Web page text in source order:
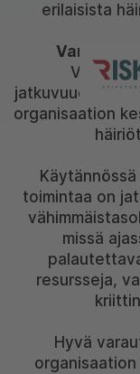
erilaisista
organisaation
toimintaa on
missä
resursseja,
Hyvä